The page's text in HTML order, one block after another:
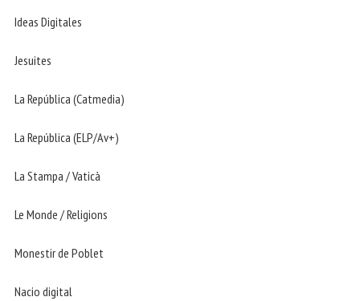
Ideas Digitales
Jesuites
La República (Catmedia)
La República (ELP/Av+)
La Stampa / Vaticà
Le Monde / Religions
Monestir de Poblet
Nacio digital